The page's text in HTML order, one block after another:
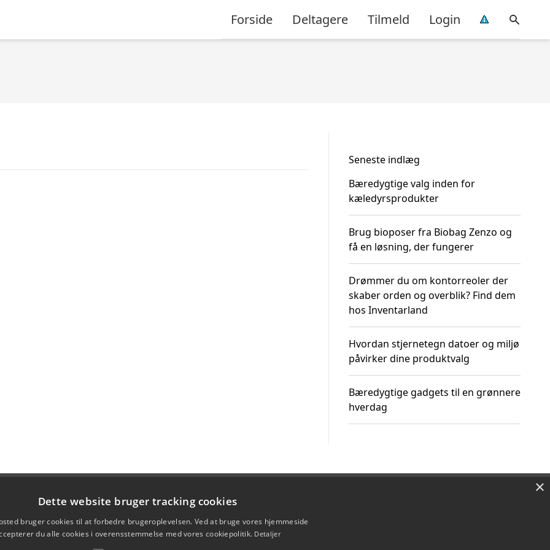
Forside Deltagere Tilmeld Login
Seneste indlæg
Bæredygtige valg inden for
kæledyrsprodukter
Brug bioposer fra Biobag Zenzo og
få en løsning, der fungerer
Drømmer du om kontorreoler der
skaber orden og overblik? Find dem
hos Inventarland
Hvordan stjernetegn datoer og miljø
påvirker dine produktvalg
Bæredygtige gadgets til en grønnere
hverdag
×
Dette website bruger tracking cookies
bruger cookies til at forbedre brugeroplevelsen. Ved at bruge vores hjemmeside
du alle cookies i overensstemmelse med vores cookiepolitik. Detaljer